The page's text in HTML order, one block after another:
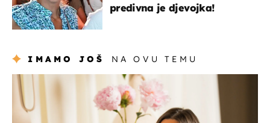
predivna je djevojka!
IMAMO JOŠ NA OVU TEMU
moda & ljepota